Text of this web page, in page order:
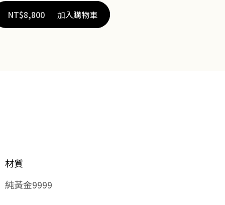
NT$8,800 加入購物車
材質
純黃金9999